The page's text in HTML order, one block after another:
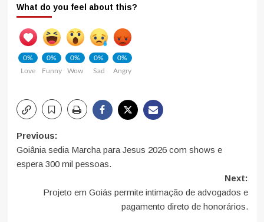
What do you feel about this?
0%
Love
0%
Funny
0%
Wow
0%
Sad
0%
Angry
Post
navigation
Previous:
Goiânia sedia Marcha para Jesus 2026 com shows e
espera 300 mil pessoas.
Next:
Projeto em Goiás permite intimação de advogados e
pagamento direto de honorários.